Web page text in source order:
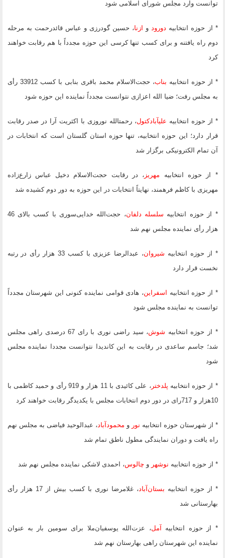
توانست وارد مجلس شورای اسلامی شود
* از حوزه انتخابیه دورود و ازنا، حسین گودرزی و عباس قائدرحمت به مرحله
دوم راه یافتنه و برای کسب تنها کرسی این حوزه مجدداً با هم رقابت خواهند
کرد
* از حوزه انتخابیه بناب
، حجت‌الاسلام محمد باقری بنابی با کسب 33912 رأی
به مجلس رفت؛ ضیا الله اعزازی نتوانست مجدداً نماینده این حوزه شود
* از حوزه انتخابیه علی‎آبادکتول
، رحمت‎الله نوروزی با اکثریت آرا در صدر رقابت
قرار دارد؛ این حوزه انتخابیه، تنها حوزه استان گلستان است که انتخابات در
آن تمام الکترونیکی برگزار شد
* از حوزه انتخابیه مهریز ، در رقابت حجت‌الاسلام دخیل عباس زارع‌زاده
مهریزی با کاظم فرهمند، نهایتاً انتخابات در این حوزه به دور دوم کشیده شد
* از حوزه انتخابیه سلسله دلفان
، حجت‌الله خدایی‌سوری با کسب بالای 46
هزار رأی نماینده مجلس نهم شد
* از حوزه انتخابیه شیروان
، عبدالرضا عزیزی با کسب 33 هزار رأی در رتبه
نخست قرار دارد
* از حوزه انتخابیه اسفراین، هادی قوامی نماینده کنونی این شهرستان مجدداً
توانست به نماینده مجلس شود
* از حوزه انتخابیه شوش
، سید راضی نوری با رای 67 درصدی راهی مجلس
شد؛ جاسم ساعدی در رقابت به این کاندیدا نتوانست مجددا نماینده مجلس
شود
* از حوزه انتخابیه پلدختر
، علی کائیدی با 11 هزار و 919 رأی و حمید کاظمی با
10هزار و 717رای در دور دوم انتخابات مجلس با یکدیدگر رقابت خواهند کرد
* از شهرستان حوزه انتخابیه نورو محمودآباد، عبدالوحید فیاضی به مجلس نهم
راه یافت و دوران نمایندگی مطول ناطق تمام شد
* از حوزه انتخابیه نوشهرو چالوس، ‌احمدی لاشکی نماینده مجلس نهم شد
* از حوزه انتخابیه بستان‌آباد
، غلامرضا نوری با کسب بیش از 17 هزار رأی
بهارستانی شد
* از حوزه انتخابیه آمل، عزت‌الله یوسفیان‌ملا برای سومین بار به عنوان
نماینده این شهرستان راهی بهارستان نهم شد